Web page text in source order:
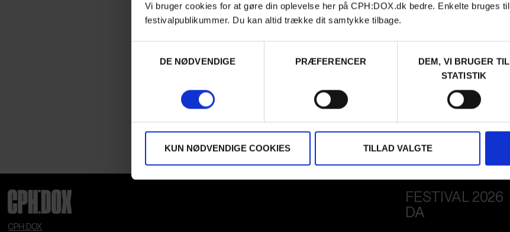
Vi bruger cookies for at gøre din oplevelse her på CPH:DOX.dk bedre. Enkelte bruges
festivalpublikummer. Du kan altid trække dit samtykke tilbage.
DE NØDVENDIGE
PRÆFERENCER
DEM, VI BRUGER TIL
STATISTIK
KUN NØDVENDIGE COOKIES TILLAD VALGTE
CPH:DOX
FESTIVAL 2026
DA